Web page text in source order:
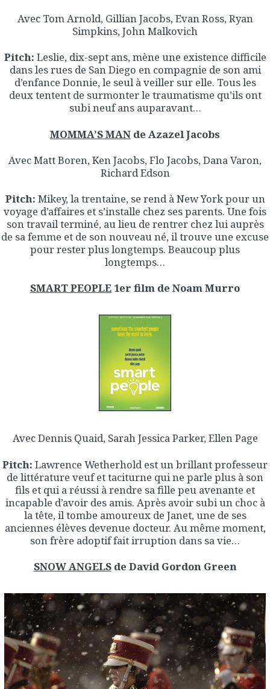
Avec Tom Arnold, Gillian Jacobs, Evan Ross, Ryan
Simpkins, John Malkovich
Pitch: Leslie, dix-sept ans, mène une existence difficile
dans les rues de San Diego en compagnie de son ami
d’enfance Donnie, le seul à veiller sur elle. Tous les
deux tentent de surmonter le traumatisme qu’ils ont
subi neuf ans auparavant…
MOMMA’S MAN de Azazel Jacobs
Avec Matt Boren, Ken Jacobs, Flo Jacobs, Dana Varon,
Richard Edson
Pitch: Mikey, la trentaine, se rend à New York pour un
voyage d’affaires et s’installe chez ses parents. Une fois
son travail terminé, au lieu de rentrer chez lui auprès
de sa femme et de son nouveau né, il trouve une excuse
pour rester plus longtemps. Beaucoup plus
longtemps…
SMART PEOPLE 1er film de Noam Murro
Avec Dennis Quaid, Sarah Jessica Parker, Ellen Page
Pitch: Lawrence Wetherhold est un brillant professeur
de littérature veuf et taciturne qui ne parle plus à son
fils et qui a réussi à rendre sa fille peu avenante et
incapable d’avoir des amis. Après avoir subi un choc à
la tête, il tombe amoureux de Janet, une de ses
anciennes élèves devenue docteur. Au même moment,
son frère adoptif fait irruption dans sa vie…
SNOW ANGELSde David Gordon Green